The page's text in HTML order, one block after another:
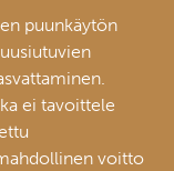
puunkäytön
ei tavoittele
voitto